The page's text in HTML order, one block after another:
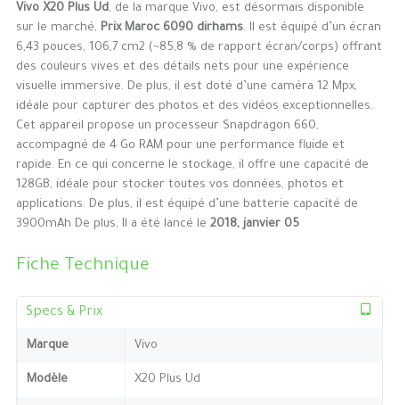
Vivo X20 Plus Ud, de la marque Vivo, est désormais disponible
sur le marché, Prix Maroc 6090 dirhams. Il est équipé d’un écran
6,43 pouces, 106,7 cm2 (~85,8 % de rapport écran/corps) offrant
des couleurs vives et des détails nets pour une expérience
visuelle immersive. De plus, il est doté d’une caméra 12 Mpx,
idéale pour capturer des photos et des vidéos exceptionnelles.
Cet appareil propose un processeur Snapdragon 660,
accompagné de 4 Go RAM pour une performance fluide et
rapide. En ce qui concerne le stockage, il offre une capacité de
128GB, idéale pour stocker toutes vos données, photos et
applications. De plus, il est équipé d’une batterie capacité de
3900mAh De plus, Il a été lancé le 2018, janvier 05
Fiche Technique
Specs & Prix
Marque Vivo
Modèle X20 Plus Ud